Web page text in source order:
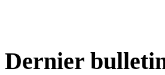
Dernier